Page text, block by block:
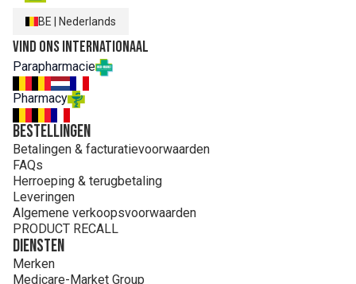
BE Nederlands
Vind ons internationaal
Parapharmacie
Pharmacy
Bestellingen
Betalingen & facturatievoorwaarden
FAQs
Herroeping & terugbetaling
Leveringen
Algemene verkoopsvoorwaarden
PRODUCT RECALL
Diensten
Merken
Medicare-Market Group